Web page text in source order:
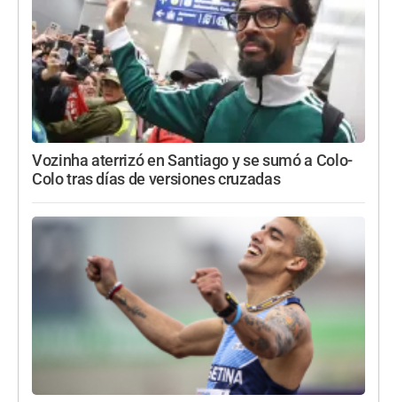
Vozinha aterrizó en Santiago y se sumó a Colo-
Colo tras días de versiones cruzadas